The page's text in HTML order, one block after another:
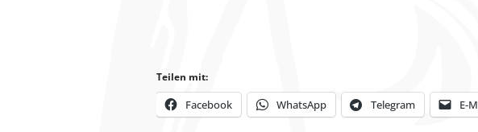
Teilen mit:
Facebook WhatsApp Telegram E-